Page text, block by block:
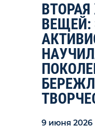
ВЕЩЕЙ:
9 июня 2026